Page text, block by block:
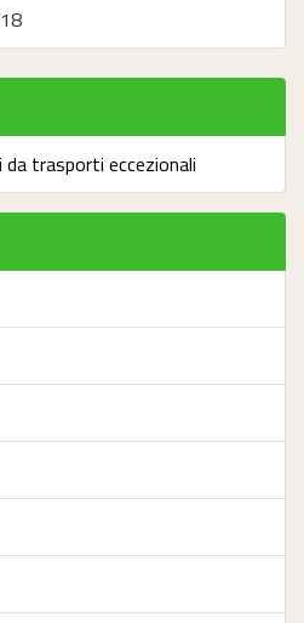
da trasporti eccezionali